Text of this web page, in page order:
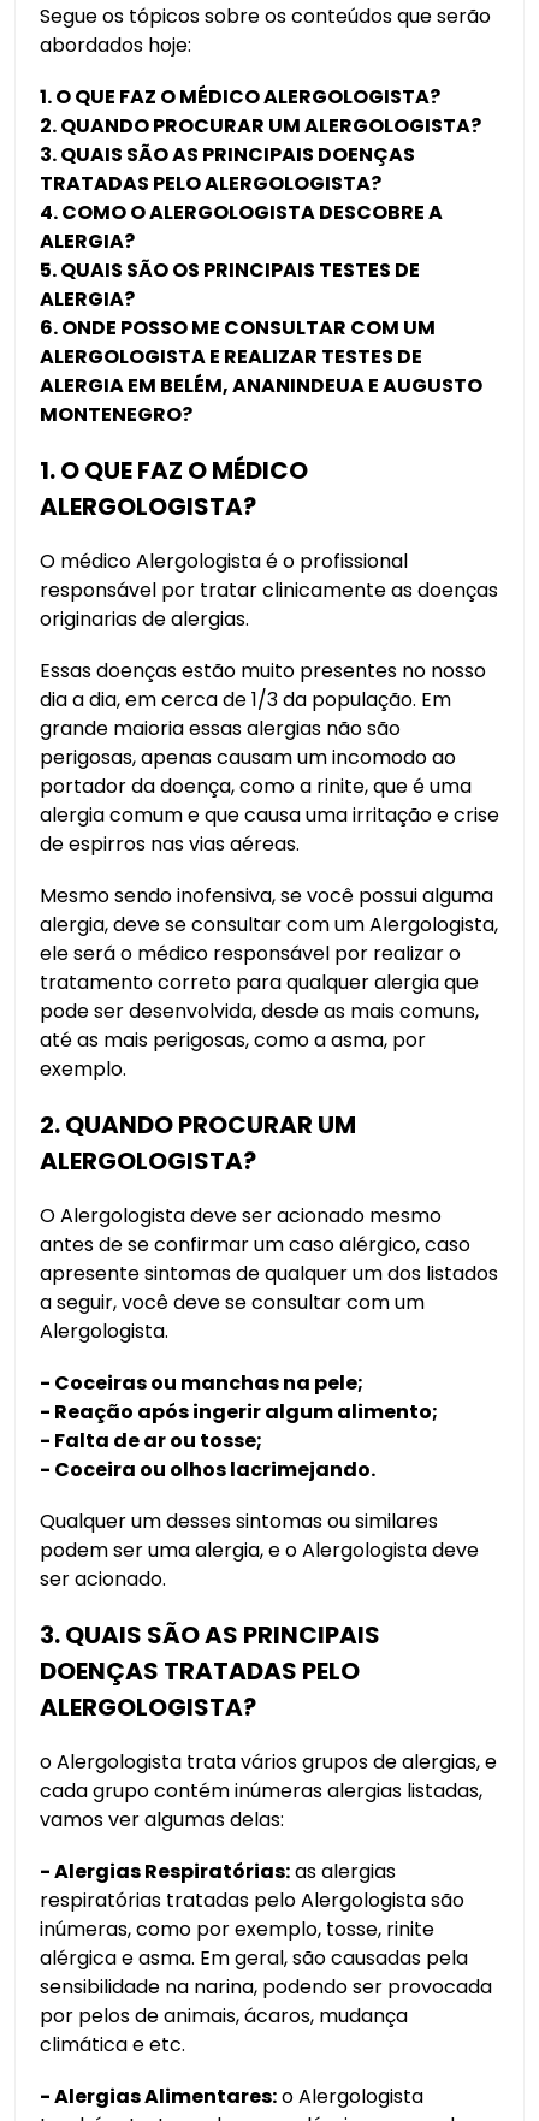
Segue os tópicos sobre os conteúdos que serão
abordados hoje:
1. O QUE FAZ O MÉDICO ALERGOLOGISTA?
2. QUANDO PROCURAR UM ALERGOLOGISTA?
3. QUAIS SÃO AS PRINCIPAIS DOENÇAS
TRATADAS PELO ALERGOLOGISTA?
4. COMO O ALERGOLOGISTA DESCOBRE A
ALERGIA?
5. QUAIS SÃO OS PRINCIPAIS TESTES DE
ALERGIA?
6. ONDE POSSO ME CONSULTAR COM UM
ALERGOLOGISTA E REALIZAR TESTES DE
ALERGIA EM BELÉM, ANANINDEUA E AUGUSTO
MONTENEGRO?
1. O QUE FAZ O MÉDICO
ALERGOLOGISTA?
O médico Alergologista é o profissional
responsável por tratar clinicamente as doenças
originarias de alergias.
Essas doenças estão muito presentes no nosso
dia a dia, em cerca de 1/3 da população. Em
grande maioria essas alergias não são
perigosas, apenas causam um incomodo ao
portador da doença, como a rinite, que é uma
alergia comum e que causa uma irritação e crise
de espirros nas vias aéreas.
Mesmo sendo inofensiva, se você possui alguma
alergia, deve se consultar com um Alergologista,
ele será o médico responsável por realizar o
tratamento correto para qualquer alergia que
pode ser desenvolvida, desde as mais comuns,
até as mais perigosas, como a asma, por
exemplo.
2. QUANDO PROCURAR UM
ALERGOLOGISTA?
O Alergologista deve ser acionado mesmo
antes de se confirmar um caso alérgico, caso
apresente sintomas de qualquer um dos listados
a seguir, você deve se consultar com um
Alergologista.
- Coceiras ou manchas na pele;
- Reação após ingerir algum alimento;
- Falta de ar ou tosse;
- Coceira ou olhos lacrimejando.
Qualquer um desses sintomas ou similares
podem ser uma alergia, e o Alergologista deve
ser acionado.
3. QUAIS SÃO AS PRINCIPAIS
DOENÇAS TRATADAS PELO
ALERGOLOGISTA?
o Alergologista trata vários grupos de alergias, e
cada grupo contém inúmeras alergias listadas,
vamos ver algumas delas:
- Alergias Respiratórias:as alergias
respiratórias tratadas pelo Alergologista são
inúmeras, como por exemplo, tosse, rinite
alérgica e asma. Em geral, são causadas pela
sensibilidade na narina, podendo ser provocada
por pelos de animais, ácaros, mudança
climática e etc.
- Alergias Alimentares:o Alergologista